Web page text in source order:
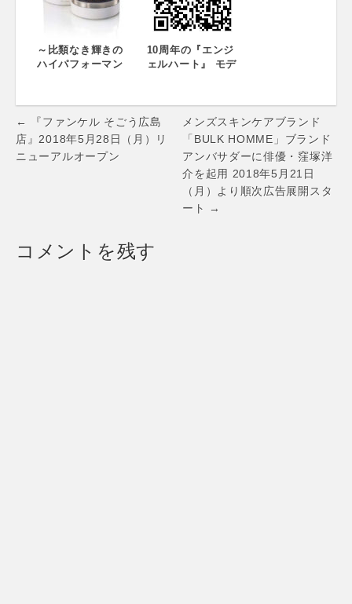
す！～
年5月21日（月）発
売～
～比類なき輝きの
ハイパフォーマン
テ ラ・クレーム
n」の限定サイズ
2018年4月21日
（土）発売
10周年の『エンジ
ェルハート』 モデ
を550本限定発売
Post
navigation
← 『ファンケル そごう広島
店』2018年5月28日（月）リ
ニューアルオープン
メンズスキンケアブランド
「BULK HOMME」ブランド
アンバサダーに俳優・窪塚洋
介を起用 2018年5月21日
（月）より順次広告展開スタ
ート →
コメントを残す